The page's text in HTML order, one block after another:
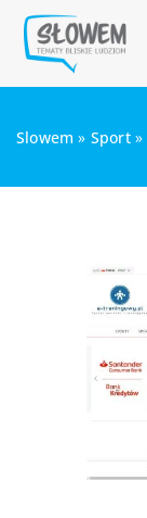
Slowem » Sport»